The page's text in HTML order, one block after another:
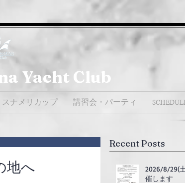
Yacht Club
スナメリカップ 講習会・パーティ
地へ
Recent Posts
2026/8/29(
催します